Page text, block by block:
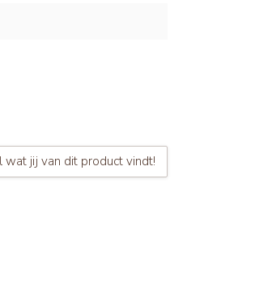
wat jij van dit product vindt!